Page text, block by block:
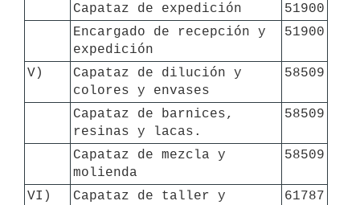
Capataz de expedición
51900
Encargado de recepción y
expedición
51900
V)
Capataz de dilución y
colores y envases
58509
Capataz de barnices,
resinas y lacas.
58509
Capataz de mezcla y
molienda
58509
VI)
Capataz de taller y
61787